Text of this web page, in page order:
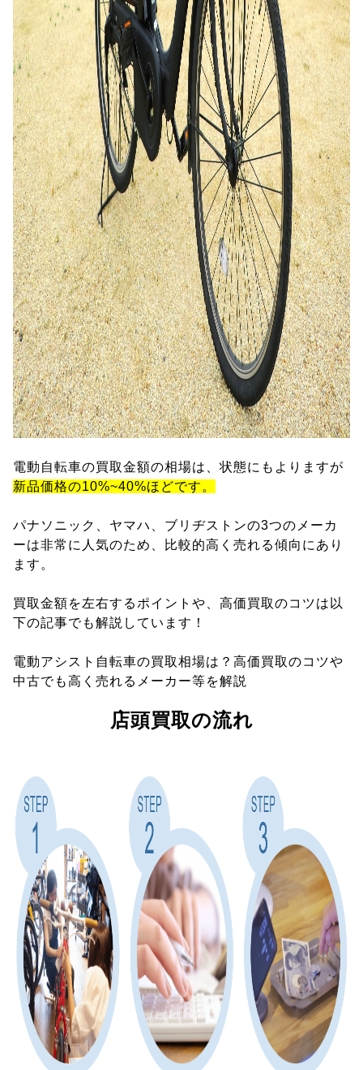
電動自転車の買取金額の相場は、状態にもよりますが
新品価格の10%~40%ほどです。
パナソニック、ヤマハ、ブリヂストンの3つのメーカ
ーは非常に人気のため、比較的高く売れる傾向にあり
ます。
買取金額を左右するポイントや、高価買取のコツは以
下の記事でも解説しています！
電動アシスト自転車の買取相場は？高価買取のコツや
中古でも高く売れるメーカー等を解説
店頭買取の流れ